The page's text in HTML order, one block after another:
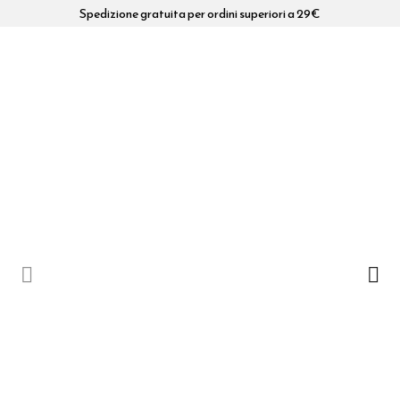
Spedizione gratuita per ordini superiori a 29€